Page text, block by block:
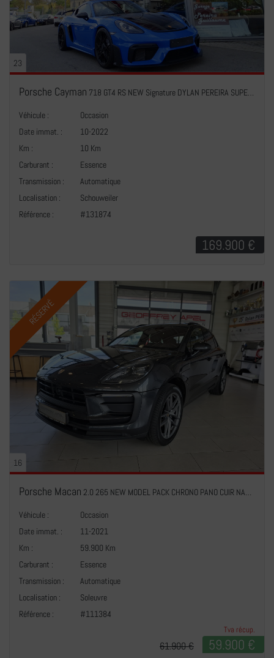
23
Porsche Cayman 718 GT4 RS NEW Signature DYLAN PEREIRA SUPERCUP CHAMPION 2022
Véhicule :
Occasion
Date immat. :
10-2022
Km :
10 Km
Carburant :
Essence
Transmission :
Automatique
Localisation :
Schouweiler
Référence :
#131874
169.900 €
RÉSERVÉ
16
Porsche Macan 2.0 265 NEW MODEL PACK CHRONO PANO CUIR NAVI 1 HAND
Véhicule :
Occasion
Date immat. :
11-2021
Km :
59.900 Km
Carburant :
Essence
Transmission :
Automatique
Localisation :
Soleuvre
Référence :
#111384
Tva récup.
59.900 €
61.900 €